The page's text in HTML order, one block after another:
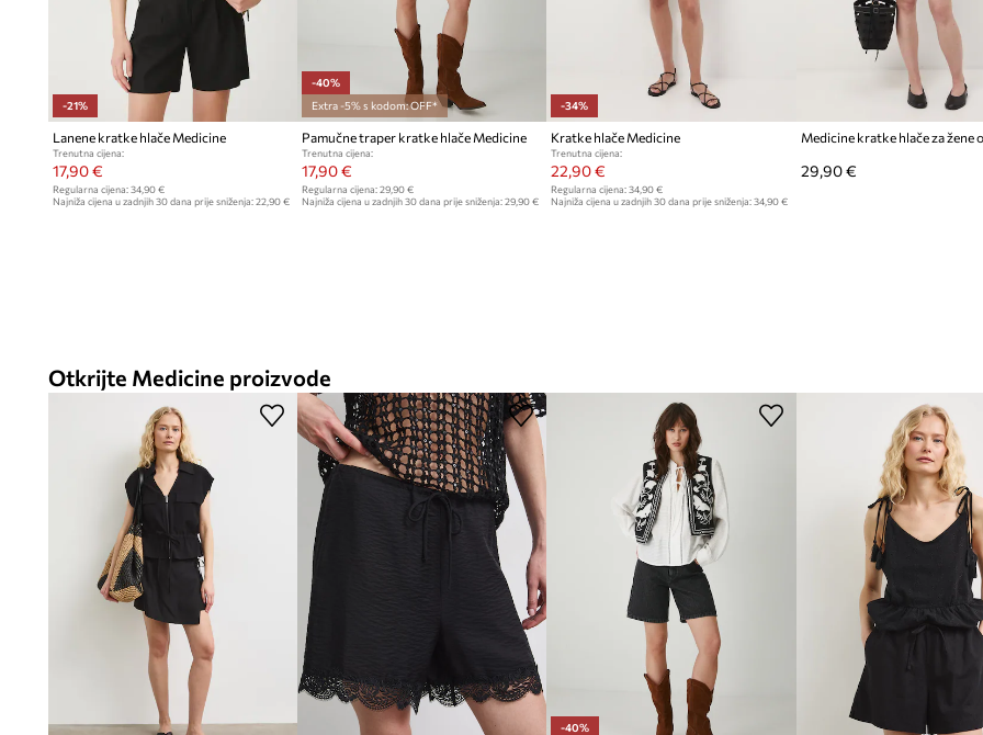
-21%
Lanene kratke hlače Medicine
Trenutna cijena:
17,90 €
Regularna cijena: 34,90 €
Najniža cijena u zadnjih 30 dana prije sniženja: 22,90 €
-40%
Extra -5% s kodom: OFF*
Pamučne traper kratke hlače Medicine
Trenutna cijena:
17,90 €
Regularna cijena:29,90 €
Najniža cijena u zadnjih 30 dana prije sniženja:29,90 €
-34%
Kratke hlače Medicine
Trenutna cijena:
22,90 €
Regularna cijena: 34,90 €
Najniža cijena u zadnjih 30 dana prije sniženja: 34,90 €
29,90 €
Otkrijte Medicine proizvode
-40%